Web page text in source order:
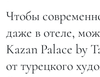
Чтобы
даже в отеле,
Kazan Palace by
от турецкого